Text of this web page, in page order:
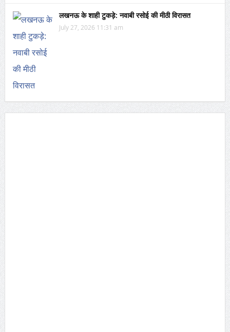
लखनऊ के शाही टुकड़े: नवाबी रसोई की मीठी विरासत
July 27, 2026 11:31 am